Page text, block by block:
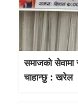
समाजको
चाहान्छु : खरेल